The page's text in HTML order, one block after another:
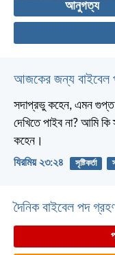
আনুগত্য
আজকের জন্য বাইবেল
সদাপ্রভু কহেন, এমন গুপ্ত
দেখিতে পাইব না? আমি কি
কহেন।
যিরমিয় ২৩:২৪ সৃষ্টিকর্তা
দৈনিক বাইবেল পদ